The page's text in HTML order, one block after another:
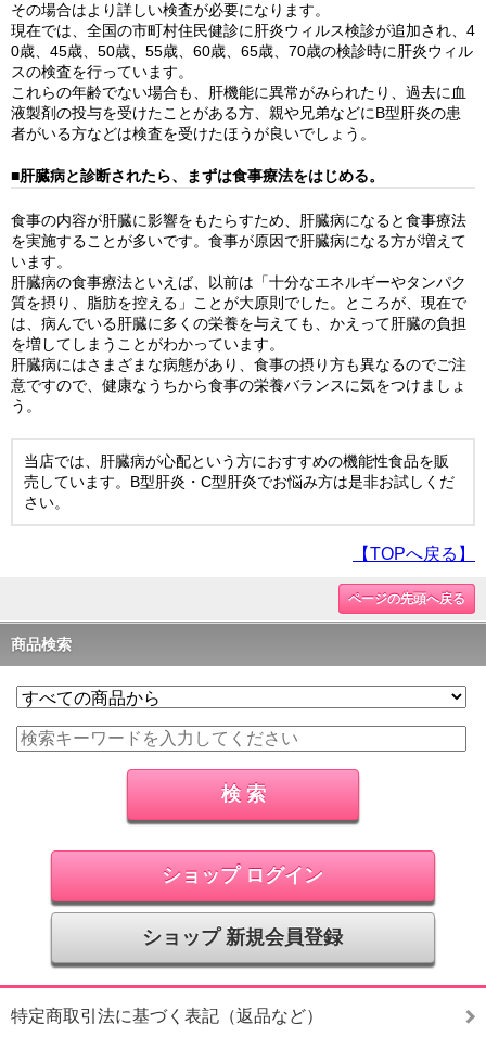
その場合はより詳しい検査が必要になります。
現在では、全国の市町村住民健診に肝炎ウィルス検診が追加され、4
0歳、45歳、50歳、55歳、60歳、65歳、70歳の検診時に肝炎ウィル
スの検査を行っています。
これらの年齢でない場合も、肝機能に異常がみられたり、過去に血
液製剤の投与を受けたことがある方、親や兄弟などにB型肝炎の患
者がいる方などは検査を受けたほうが良いでしょう。
■肝臓病と診断されたら、まずは食事療法をはじめる。
食事の内容が肝臓に影響をもたらすため、肝臓病になると食事療法
を実施することが多いです。食事が原因で肝臓病になる方が増えて
います。
肝臓病の食事療法といえば、以前は「十分なエネルギーやタンパク
質を摂り、脂肪を控える」ことが大原則でした。ところが、現在で
は、病んでいる肝臓に多くの栄養を与えても、かえって肝臓の負担
を増してしまうことがわかっています。
肝臓病にはさまざまな病態があり、食事の摂り方も異なるのでご注
意ですので、健康なうちから食事の栄養バランスに気をつけましょ
う。
当店では、肝臓病が心配という方におすすめの機能性食品を販
売しています。B型肝炎・C型肝炎でお悩み方は是非お試しくだ
さい。
【TOPへ戻る】
ページの先頭へ戻る
商品検索
ショップ ログイン
ショップ 新規会員登録
特定商取引法に基づく表記（返品など）